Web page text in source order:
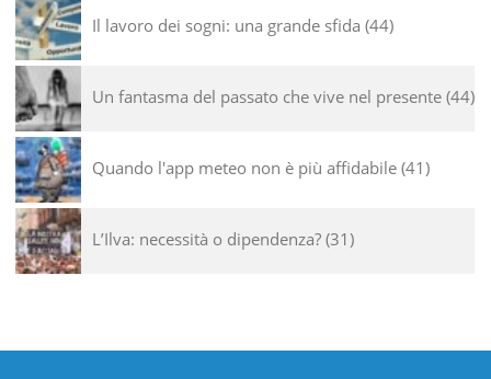
Il lavoro dei sogni: una grande sfida 44
Un fantasma del passato che vive nel presente 44
Quando l'app meteo non è più affidabile 41
L’Ilva: necessità o dipendenza? 31